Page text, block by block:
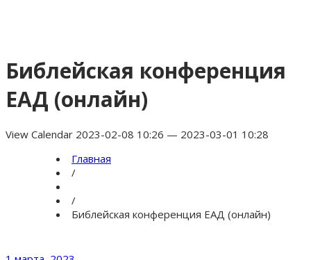
Библейская конференция
ЕАД (онлайн)
View Calendar 2023-02-08 10:26 — 2023-03-01 10:28
Главная
/
/
Библейская конференция ЕАД (онлайн)